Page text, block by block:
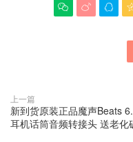
  
上一篇
新到货原装正品魔声Beats
耳机话筒音频转接头 送老化